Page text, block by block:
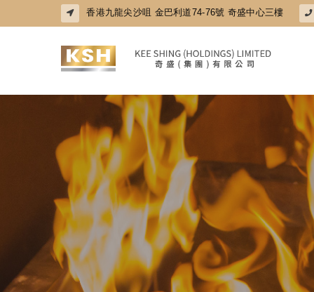
香港九龍尖沙咀 金巴利道74-76號 奇盛中心三樓